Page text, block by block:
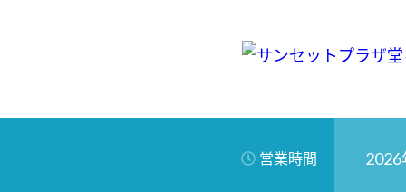
営業時間 2026